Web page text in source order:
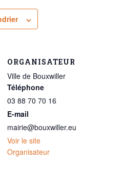
ORGANISATEUR
Ville de Bouxwiller
Téléphone
03 88 70 70 16
E-mail
mairie@bouxwiller.eu
Voir le site
Organisateur